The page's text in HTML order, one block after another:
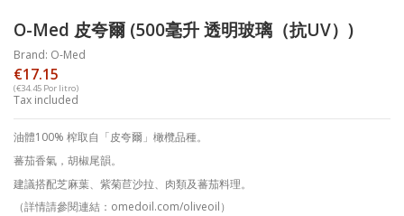
O-Med 皮夸爾 (500毫升 透明玻璃（抗UV）)
Brand: O-Med
€17.15
(€34.45 Por litro)
Tax included
油體100% 榨取自「皮夸爾」橄欖品種。
蕃茄香氣，胡椒尾韻。
建議搭配芝麻葉、紫菊苣沙拉、肉類及蕃茄料理。
（詳情請參閱連結： omedoil.com/oliveoil）